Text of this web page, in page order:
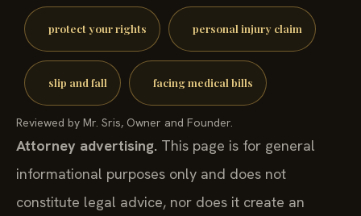
protect your rights personal injury claim
slip and fall facing medical bills
Reviewed by Mr. Sris, Owner and Founder.
Attorney advertising. This page is for general
informational purposes only and does not
constitute legal advice, nor does it create an